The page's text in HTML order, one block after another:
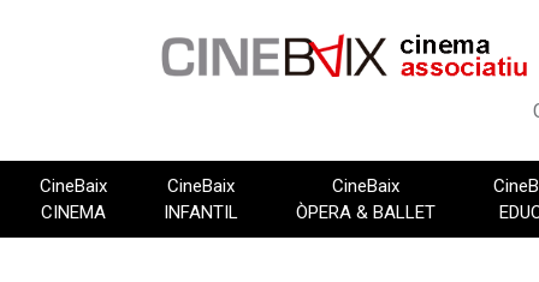
CineBaix
CINEMA
CineBaix
INFANTIL
CineBaix
ÒPERA & BALLET